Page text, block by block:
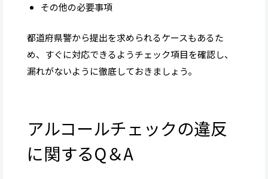
その他の必要事項
都道府県警から提出を求められるケースもあるた
め、すぐに対応できるようチェック項目を確認し、
漏れがないように徹底しておきましょう。
アルコールチェックの違反
に関するQ＆A